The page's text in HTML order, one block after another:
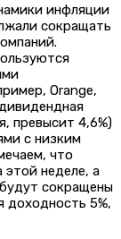
инфляции
сокращать
Orange,
превысит 4,6%)
с низким
что
неделе, а
сокращены
доходность 5%,